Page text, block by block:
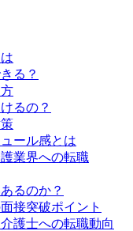
る？
るの？
ール感とは
業界への転職
るのか？
接突破ポイント
護士への転職動向